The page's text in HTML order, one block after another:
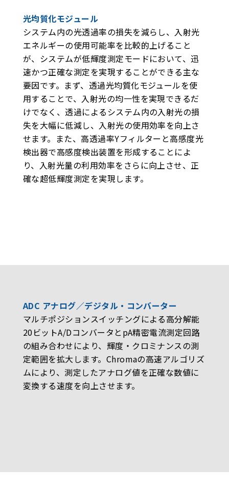
光均質化モジュール
システム内の光透過率の損失を減らし、入射光
エネルギーの使用可能率を比較的上げること
が、システムが低輝度測定モードにおいて、迅
速かつ正確な測定を実現することができる主な
要因です。まず、透過光均質化モジュールを使
用することで、入射光の均一性を実現できるだ
けでなく、透過によるシステム内の入射光の損
失を大幅に低減し、入射光の使用効率を向上さ
せます。また、高透過率Yフィルターと高感度光
検出器で高感度検出装置を形成することによ
り、入射光量の利用効率をさらに向上させ、正
確な超低輝度測定を実現します。
ADC アナログ／デジタル・コンバーター
マルチポジションスイッチングによる高分解能
20ビットA/DコンバータとpA精密電流測定回路
の組み合わせにより、輝度・クロミナンスの測
定範囲を拡大します。Chromaの高速アルゴリズ
ムにより、測定したアナログ値を正確な数値に
変換する速度を向上させます。